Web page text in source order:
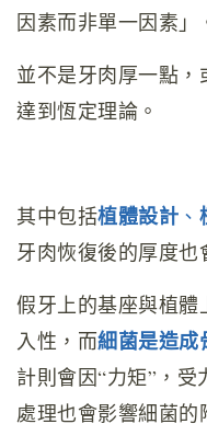
因素而非單一因素」
並不是牙肉厚一點
達到恆定理論。
其中包括植體設計 、
牙肉恢復後的厚度也
假牙上的基座與植
入性，而細菌是造成
計則會因“力矩”，
處理也會影響細菌的